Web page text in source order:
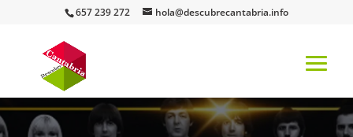
657 239 272 hola@descubrecantabria.info